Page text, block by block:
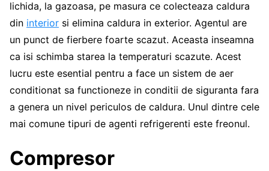
lichida, la gazoasa, pe masura ce colecteaza caldura
din interior si elimina caldura in exterior. Agentul are
un punct de fierbere foarte scazut. Aceasta inseamna
ca isi schimba starea la temperaturi scazute. Acest
lucru este esential pentru a face un sistem de aer
conditionat sa functioneze in conditii de siguranta fara
a genera un nivel periculos de caldura. Unul dintre cele
mai comune tipuri de agenti refrigerenti este freonul.
Compresor